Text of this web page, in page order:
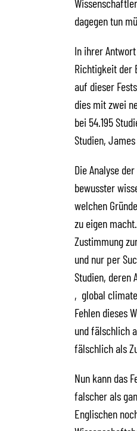
dagegen tun
In ihrer
Richtigkeit der
auf dieser
dies mit zwei
bei 54.195
Studien,
Die Analyse
bewusster
welchen
zu eigen
Zustimmung
und nur per
Studien, deren
‚global
Fehlen dieses
und fälschlich
fälschlich als
Nun kann das
falscher als
Englischen